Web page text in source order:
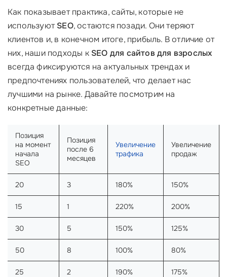
Как показывает практика, сайты, которые не
используютSEO, остаются позади. Они теряют
клиентов и, в конечном итоге, прибыль. В отличие от
них, наши подходы к SEO для сайтов для взрослых
всегда фиксируются на актуальных трендах и
предпочтениях пользователей, что делает нас
лучшими на рынке. Давайте посмотрим на
конкретные данные:
Позиция
на момент
начала
SEO
Позиция
после 6
месяцев
Увеличение
трафика
Увеличение
продаж
20 3 180% 150%
15 1 220% 200%
30 5 150% 125%
50 8 100% 80%
25 2 190% 175%